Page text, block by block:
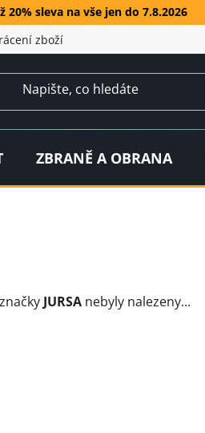
20% sleva na vše jen do 7.8.2026
zboží
ZBRANĚ A OBRANA
JURSA nebyly nalezeny...